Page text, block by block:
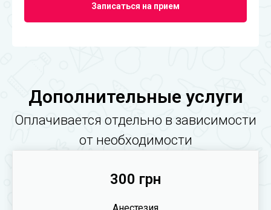
Записаться на прием
Дополнительные услуги
Оплачивается отдельно в зависимости
от необходимости
300 грн
Анестезия